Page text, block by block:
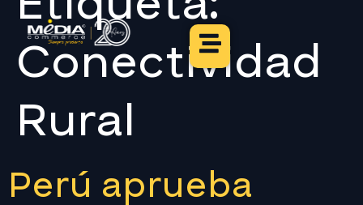
Conectividad
Rural
Perú aprueba